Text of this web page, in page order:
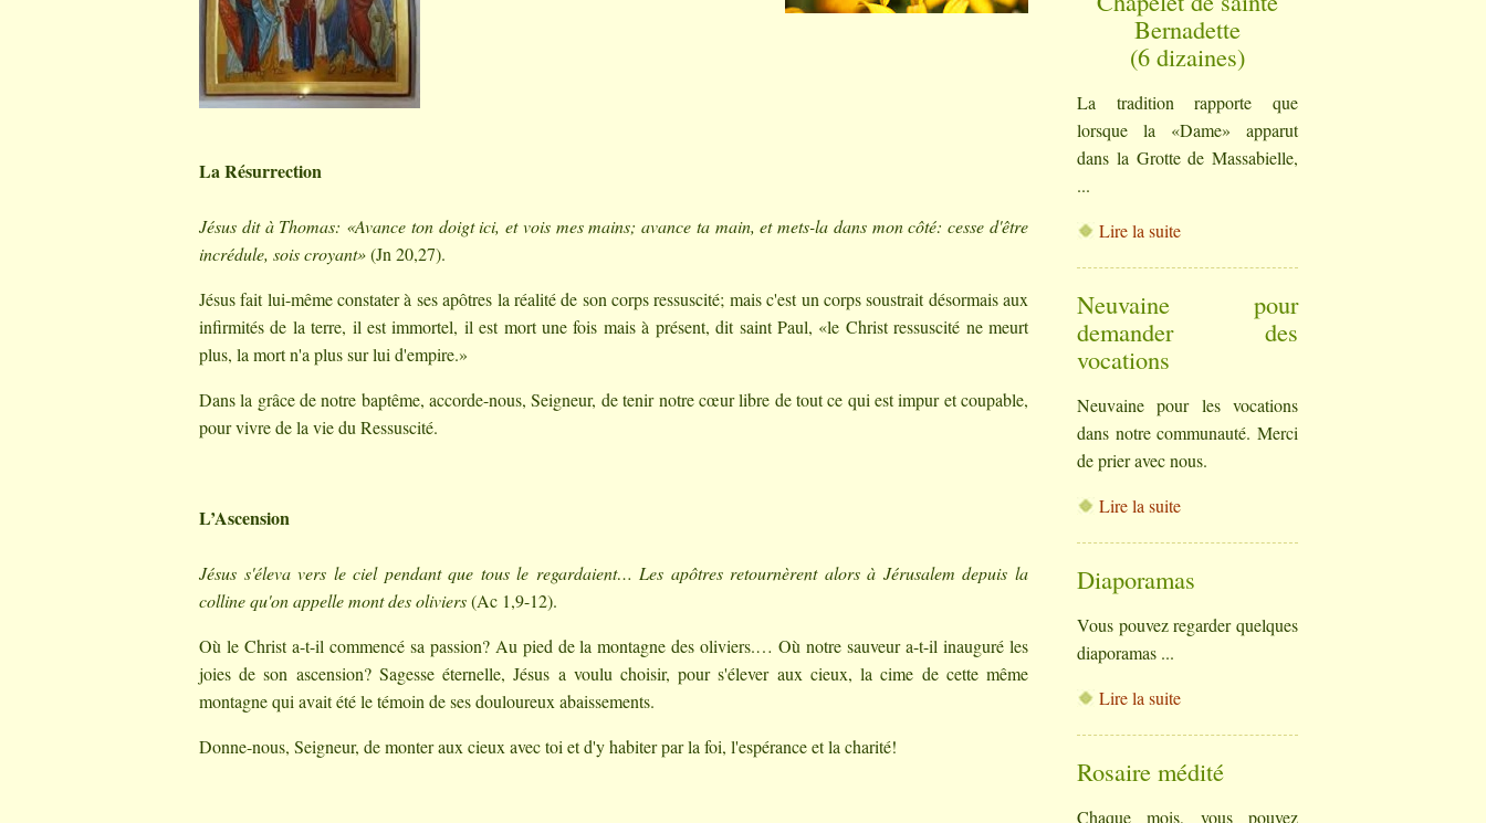
La Résurrection
Jésus dit à Thomas: «Avance ton doigt ici, et vois mes mains; avance ta main, et mets-la dans mon côté: cesse d'être
incrédule, sois croyant»(Jn 20,27).
Jésus fait lui-même constater à ses apôtres la réalité de son corps ressuscité; mais c'est un corps soustrait désormais aux
infirmités de la terre, il est immortel, il est mort une fois mais à présent, dit saint Paul, «le Christ ressuscité ne meurt
plus, la mort n'a plus sur lui d'empire.»
Dans la grâce de notre baptême, accorde-nous, Seigneur, de tenir notre cœur libre de tout ce qui est impur et coupable,
pour vivre de la vie du Ressuscité.
L’Ascension
Jésus s'éleva vers le ciel pendant que tous le regardaient… Les apôtres retournèrent alors à Jérusalem depuis la
colline qu'on appelle mont des oliviers(Ac 1,9-12).
Où le Christ a-t-il commencé sa passion? Au pied de la montagne des oliviers.… Où notre sauveur a-t-il inauguré les
joies de son ascension? Sagesse éternelle, Jésus a voulu choisir, pour s'élever aux cieux, la cime de cette même
montagne qui avait été le témoin de ses douloureux abaissements.
Donne-nous, Seigneur, de monter aux cieux avec toi et d'y habiter par la foi, l'espérance et la charité!
Bernadette
(6 dizaines)
La tradition rapporte que
lorsque la «Dame» apparut
dans la Grotte de Massabielle,
...
Lire la suite
Neuvaine pour
demander des
vocations
Neuvaine pour les vocations
dans notre communauté. Merci
de prier avec nous.
Lire la suite
Diaporamas
Vous pouvez regarder quelques
diaporamas ...
Lire la suite
Rosaire médité
Chaque mois, vous pouvez